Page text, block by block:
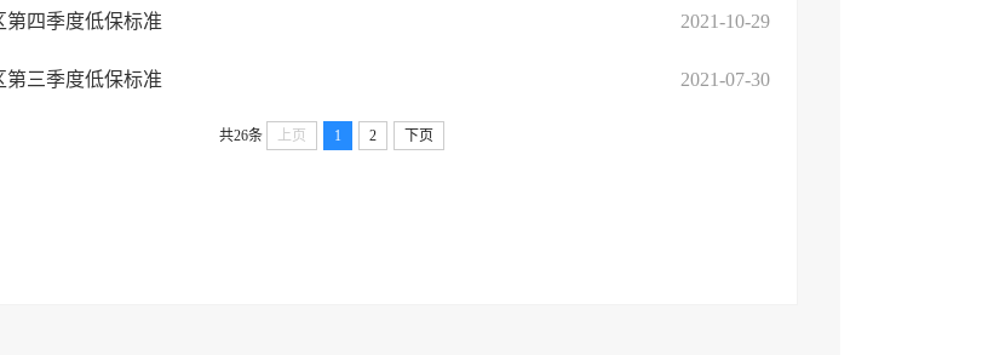
第四季度低保标准 2021-10-29
第三季度低保标准 2021-07-30
共26条 上页 1 2 下页